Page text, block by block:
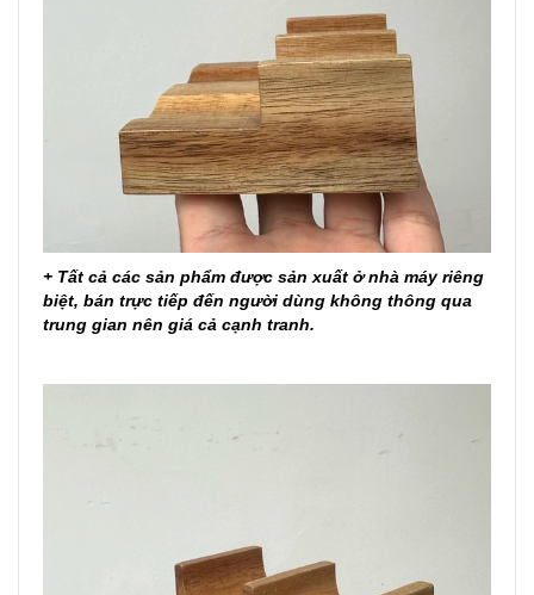
+ Tất cả các sản phẩm được sản xuất ở nhà máy riêng
biệt, bán trực tiếp đến người dùng không thông qua
trung gian nên giá cả cạnh tranh.